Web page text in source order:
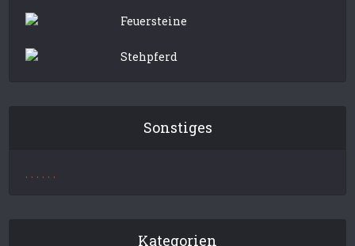
Feuersteine
Stehpferd
Sonstiges
. . . . . .
Kategorien